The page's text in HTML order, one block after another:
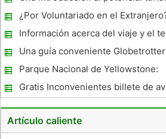
Tasmania
¿Por Voluntariado en el
Información acerca del viaje y el
Una guía conveniente
atractivo Regional de Manchester
Parque Nacional de Yellowstone:
Vacaciones en moto de nieve
Gratis Inconvenientes billete de
rara vez se pensó en
Artículo caliente